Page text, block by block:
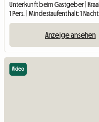
1 Pers. | Mindestaufenthalt: 1 Nacht
Anzeige ansehen
Video